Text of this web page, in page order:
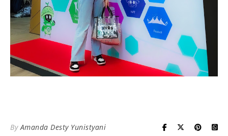
ByAmanda Desty Yunistyani